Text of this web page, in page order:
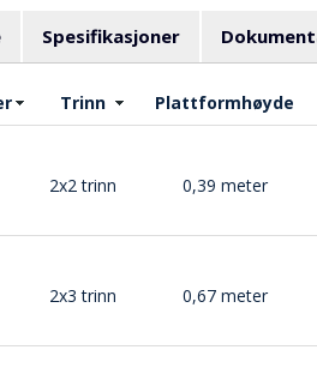
Spesifikasjoner
Trinn Plattformhøyde
2x2 trinn 0,39 meter
2x3 trinn 0,67 meter